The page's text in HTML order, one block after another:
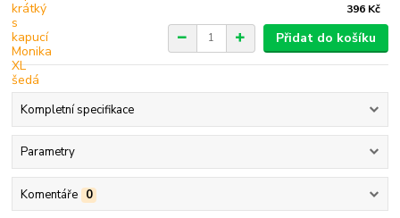
396 Kč
Přidat do košíku
Kompletní specifikace
Parametry
Komentáře 0